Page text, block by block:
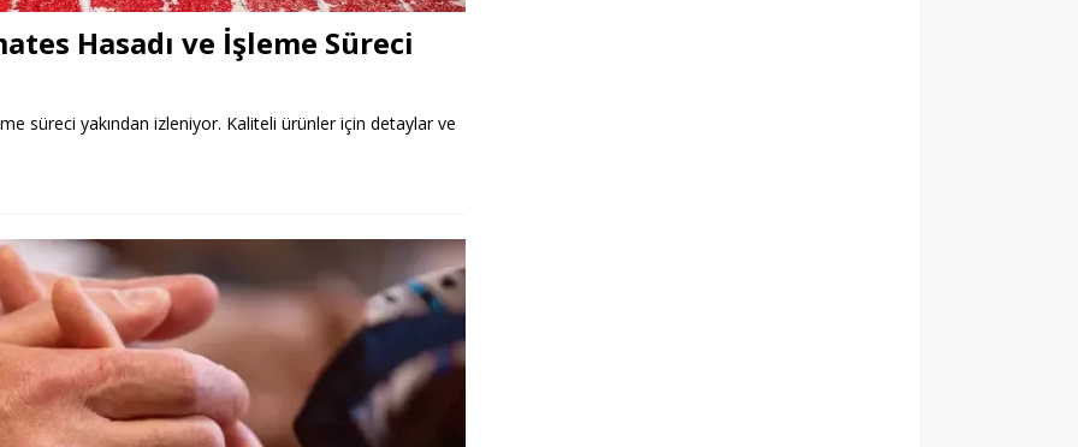
Hasadı ve İşleme Süreci
süreci yakından izleniyor. Kaliteli ürünler için detaylar ve